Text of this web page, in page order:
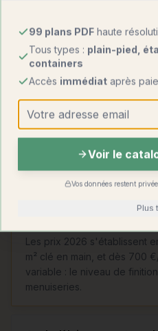
Isolation
naturelle
écologique
Découvrirla maison container
Questions
Combien coûte une
Les prix 2026 s'établissent
m² clé en main, et dès 700
variable : le niveau de
menuiseries.
99 plans PDF haute
Tous types : plain-pied,
containers
Accès immédiat après
Voir le
Vos données restent
Plus